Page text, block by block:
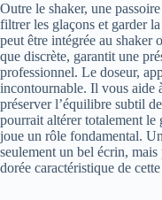
Outre le shaker, une
filtrer les glaçons et garder
peut être intégrée au shaker
que discrète, garantit une
professionnel. Le doseur,
incontournable. Il vous aide
préserver l’équilibre subtil
pourrait altérer totalement
joue un rôle fondamental.
seulement un bel écrin,
dorée caractéristique de